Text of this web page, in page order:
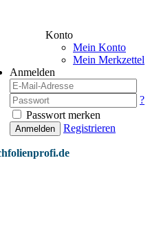
Konto
Mein Konto
Mein Merkzettel
Anmelden
?
Passwort merken
Anmelden Registrieren